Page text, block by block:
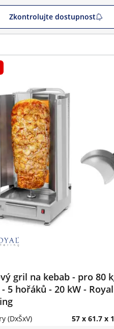
Zkontrolujte dostupnost
gril na kebab - pro 80
5 hořáků - 20 kW - Royal
(DxŠxV) 57 x 61.7 x